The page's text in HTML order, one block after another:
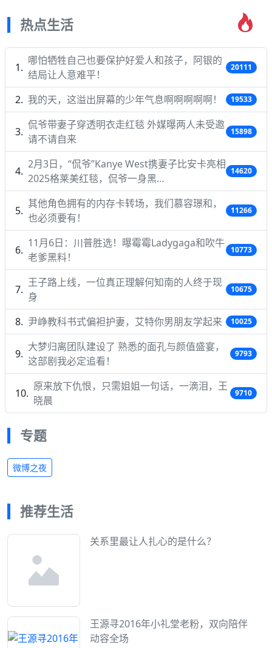
热点生活
哪怕牺牲自己也要保护好爱人和孩子，阿银的
结局让人意难平！
20111
我的天，这溢出屏幕的少年气息啊啊啊啊啊！ 19533
侃爷带妻子穿透明衣走红毯 外媒曝两人未受邀
请不请自来
15898
2月3日，“侃爷”Kanye West携妻子比安卡亮相
2025格莱美红毯，侃爷一身黑…
14620
其他角色拥有的内存卡转场，我们慕容璟和，
也必须要有！
11266
11月6日：川普胜选！曝霉霉Ladygaga和吹牛
老爹黑料！
10773
王子路上线，一位真正理解何知南的人终于现
身
10675
尹峥教科书式偏袒护妻，艾特你男朋友学起来 10025
大梦归离团队建设了 熟悉的面孔与颜值盛宴，
这部剧我必定追看！
9793
原来放下仇恨，只需姐姐一句话，一滴泪，王
晓晨
9710
专题
微博之夜
推荐生活
关系里最让人扎心的是什么？
王源寻2016年小礼堂老粉，双向陪伴
动容全场